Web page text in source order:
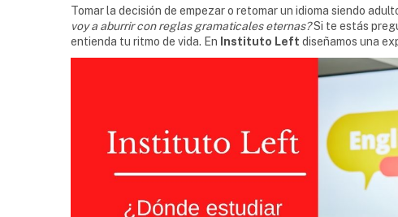
Tomar la decisión de empezar o retomar un idioma siendo
voy a aburrir con reglas gramaticales eternas?Si te estás
entienda tu ritmo de vida. En Instituto Left diseñamos una